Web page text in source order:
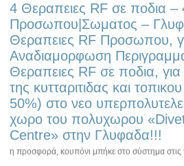
4 Θεραπειες RF σε ποδια –
Προσωπου|Σωματος –
Θεραπειες RF Προσωπου,
Αναδιαμορφωση
Θεραπειες RF σε ποδια,
της κυτταριτιδας και
50%) στο νεο
χωρο του πολυχωρου
Centre» στην Γλυφαδα!!!
η προσφορά, κουπόνι μπήκε στο σύστημα στις